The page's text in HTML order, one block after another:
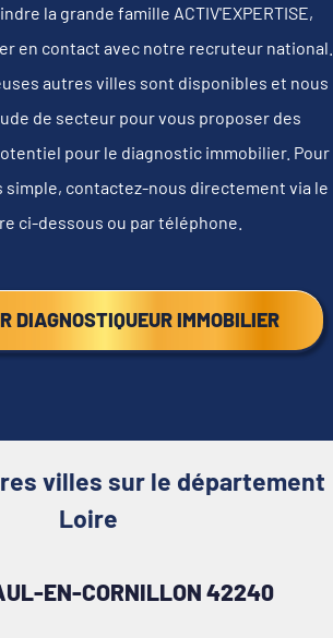
la grande famille ACTIV'EXPERTISE,
en contact avec notre recruteur national.
autres villes sont disponibles et nous
de secteur pour vous proposer des
pour le diagnostic immobilier. Pour
simple, contactez-nous directement via le
ci-dessous ou par téléphone.
DIAGNOSTIQUEUR IMMOBILIER
villes sur le département
Loire
EN-CORNILLON 42240